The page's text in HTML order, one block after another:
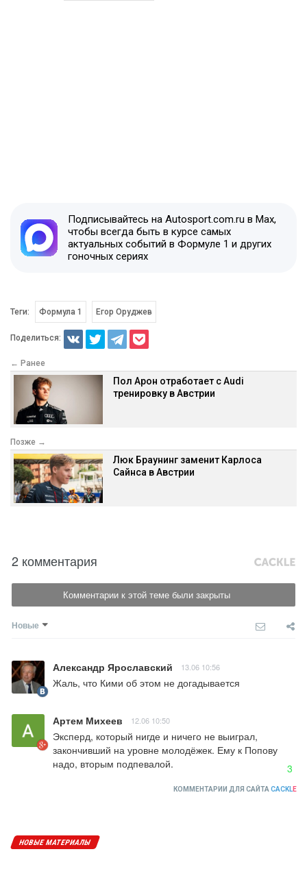
Подписывайтесь на Autosport.com.ru в Max,
чтобы всегда быть в курсе самых
актуальных событий в Формуле 1 и других
гоночных сериях
Теги: Формула 1 Егор Оруджев
Поделиться:
← Ранее
Пол Арон отработает с Audi
тренировку в Австрии
Позже →
Люк Браунинг заменит Карлоса
Сайнса в Австрии
2 комментария
Комментарии к этой теме были закрыты
Новые
Александр Ярославский 13.06 10:56
Жаль, что Кими об этом не догадывается
Артем Михеев 12.06 10:50
Эксперд, который нигде и ничего не выиграл,
закончивший на уровне молодёжек. Ему к Попову
надо, вторым подпевалой.
3
КОММЕНТАРИИ ДЛЯ САЙТА CACKLE
НОВЫЕ МАТЕРИАЛЫ